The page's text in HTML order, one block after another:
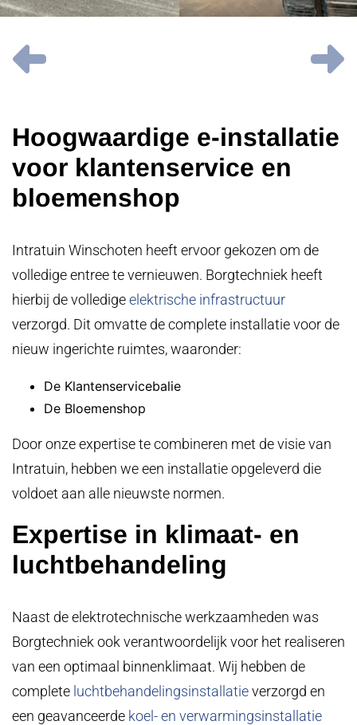
Vorige
Hoogwaardige e-installatie
voor klantenservice en
bloemenshop
Intratuin Winschoten heeft ervoor gekozen om de
volledige entree te vernieuwen. Borgtechniek heeft
hierbij de volledige elektrische infrastructuur
verzorgd. Dit omvatte de complete installatie voor de
nieuw ingerichte ruimtes, waaronder:
De Klantenservicebalie
De Bloemenshop
Door onze expertise te combineren met de visie van
Intratuin, hebben we een installatie opgeleverd die
voldoet aan alle nieuwste normen.
Expertise in klimaat- en
luchtbehandeling
Naast de elektrotechnische werkzaamheden was
Borgtechniek ook verantwoordelijk voor het realiseren
van een optimaal binnenklimaat. Wij hebben de
complete luchtbehandelingsinstallatie verzorgd en
een geavanceerde koel- en verwarmingsinstallatie